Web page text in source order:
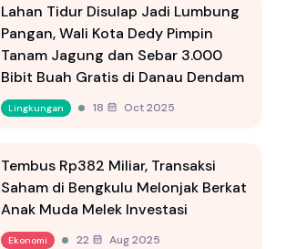
Lahan Tidur Disulap Jadi Lumbung
Pangan, Wali Kota Dedy Pimpin
Tanam Jagung dan Sebar 3.000
Bibit Buah Gratis di Danau Dendam
Lingkungan 18 Oct 2025
Tembus Rp382 Miliar, Transaksi
Saham di Bengkulu Melonjak Berkat
Anak Muda Melek Investasi
Ekonomi 22 Aug 2025